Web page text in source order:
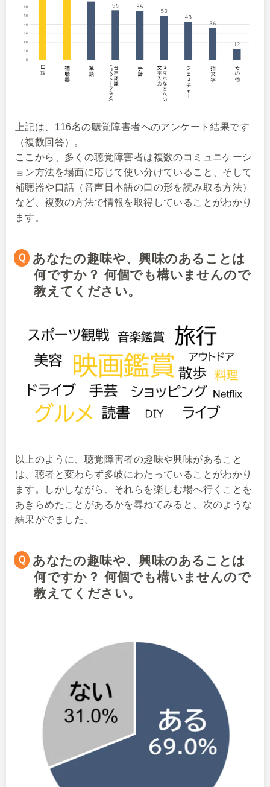
上記は、116名の聴覚障害者へのアンケート結果です
（複数回答）。
ここから、多くの聴覚障害者は複数のコミュニケーシ
ョン方法を場面に応じて使い分けていること、そして
補聴器や口話（音声日本語の口の形を読み取る方法）
など、複数の方法で情報を取得していることがわかり
ます。
Ｑあなたの趣味や、興味のあることは
何ですか？ 何個でも構いませんので
教えてください。
以上のように、聴覚障害者の趣味や興味があること
は、聴者と変わらず多岐にわたっていることがわかり
ます。しかしながら、それらを楽しむ場へ行くことを
あきらめたことがあるかを尋ねてみると、次のような
結果がでました。
Ｑあなたの趣味や、興味のあることは
何ですか？ 何個でも構いませんので
教えてください。